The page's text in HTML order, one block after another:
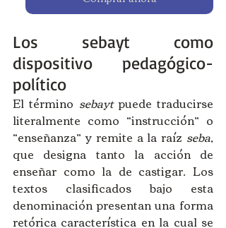
Los sebayt como
dispositivo pedagógico-
político
El término sebayt puede traducirse
literalmente como “instrucción” o
“enseñanza” y remite a la raíz seba,
que designa tanto la acción de
enseñar como la de castigar. Los
textos clasificados bajo esta
denominación presentan una forma
retórica característica en la cual se